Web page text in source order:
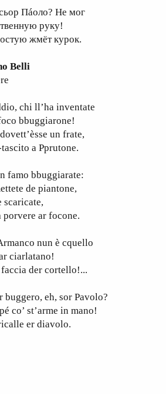
Пáоло? Не мог
руку!
жмёт курок.
Belli
chi ll’ha inventate
bbuggiarone!
un frate,
a Pprutone.
famo bbuggiarate:
de piantone,
scaricate,
porvere ar focone.
nun è cquello
ciarlatano!
faccia der cortello!...
eh, sor Pavolo?
co’ st’arme in mano!
er diavolo.